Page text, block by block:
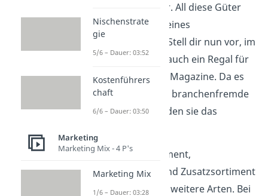
Reinigungstücher. All diese Güter
wären somit Teil eines
Randsortiments. Stell dir nun vor, im
Geschäft stünde auch ein Regal für
Zeitschriften und Magazine. Da es
sich bei ihnen um branchenfremde
Ware handelt, bilden sie das
Neben Kernsortiment,
Randsortiment und Zusatzsortiment
gibt es noch zwei weitere Arten. Bei
Nischenstrate
gie
5/6 – Dauer: 03:52
Kostenführers
chaft
6/6 – Dauer: 03:50
Marketing
Marketing Mix - 4 P's
Marketing Mix
1/6 – Dauer: 03:28